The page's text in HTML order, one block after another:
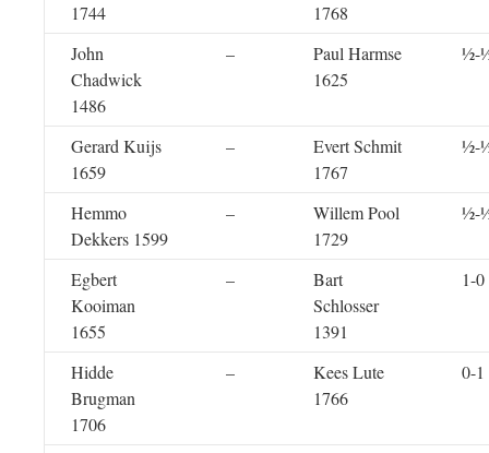
1744
1768
John
Chadwick
1486
–
Paul Harmse
1625
½-
Gerard Kuijs
1659
–
Evert Schmit
1767
½-
Hemmo
Dekkers 1599
–
Willem Pool
1729
½-
Egbert
Kooiman
1655
–
Bart
Schlosser
1391
1-0
Hidde
Brugman
1706
–
Kees Lute
1766
0-1